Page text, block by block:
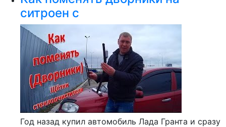
ситроен с
Год назад купил автомобиль Лада Гранта и сразу